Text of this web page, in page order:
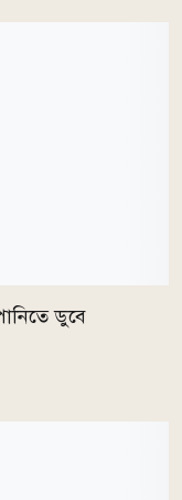
ডুবে